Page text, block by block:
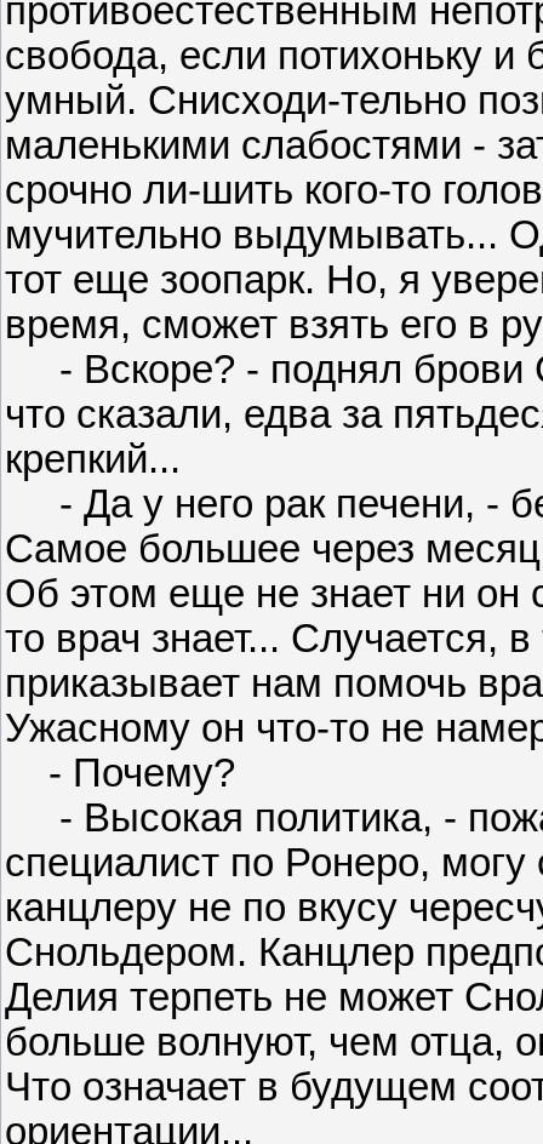
противоестественным
свобода, если потихоньку и
умный. Снисходи-тельно
маленькими слабостями -
срочно ли-шить кого-то
мучительно выдумывать...
тот еще зоопарк. Но, я
время, сможет взять его в
- Вскоре? - поднял брови
что сказали, едва за
крепкий...
- Да у него рак печени, -
Самое большее через
Об этом еще не знает ни он
то врач знает... Случается,
приказывает нам помочь
Ужасному он что-то не
- Почему?
- Высокая политика, -
специалист по Ронеро, могу
канцлеру не по вкусу
Снольдером. Канцлер
Делия терпеть не может
больше волнуют, чем отца,
Что означает в будущем
ориентации...